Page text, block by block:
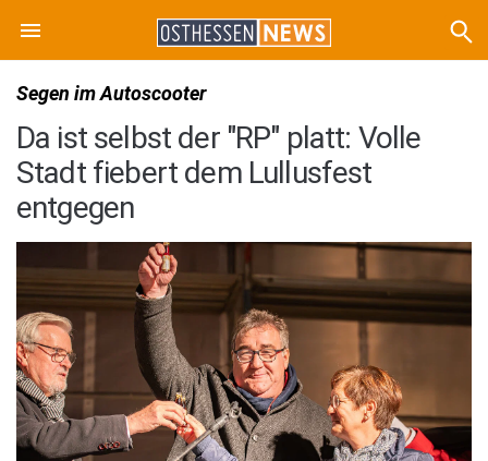
Segen im Autoscooter
Da ist selbst der "RP" platt: Volle
Stadt fiebert dem Lullusfest
entgegen